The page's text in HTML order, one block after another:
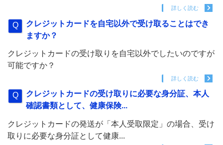
詳しく読む
クレジットカードを自宅以外で受け取ることはでき
ますか？
クレジットカードの受け取りを自宅以外でしたいのですが
可能ですか？
詳しく読む
クレジットカードの受け取りに必要な身分証、本人
確認書類として、健康保険...
クレジットカードの発送が「本人受取限定」の場合、受け
取りに必要な身分証として健康...